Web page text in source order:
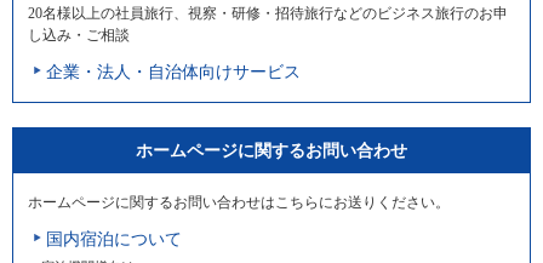
20名様以上の社員旅行、視察・研修・招待旅行などのビジネス旅行のお申
し込み・ご相談
企業・法人・自治体向けサービス
ホームページに関するお問い合わせ
ホームページに関するお問い合わせはこちらにお送りください。
国内宿泊について